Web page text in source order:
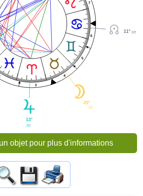
3
4
5
6
7
13°
26'
20°
23'
11° 03'
objet pour plus d'informations